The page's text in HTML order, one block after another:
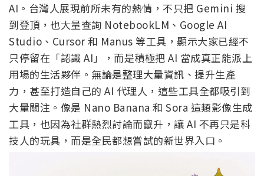
AI。台灣人展現前所未有的熱情，不只把 Gemini 搜
到登頂，也大量查詢 NotebookLM、Google AI
Studio、Cursor 和 Manus 等工具，顯示大家已經不
只停留在「認識 AI」，而是積極把 AI 當成真正能派上
用場的生活夥伴。無論是整理大量資訊、提升生產
力，甚至打造自己的 AI 代理人，這些工具全都吸引到
大量關注。像是 Nano Banana 和 Sora 這類影像生成
工具，也因為社群熱烈討論而竄升，讓 AI 不再只是科
技人的玩具，而是全民都想嘗試的新世界入口。